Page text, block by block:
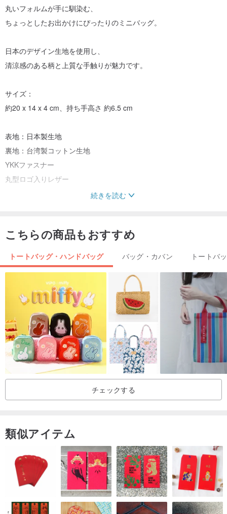
丸いフォルムが手に馴染む、
ちょっとしたお出かけにぴったりのミニバッグ。
日本のデザイン生地を使用し、
清涼感のある柄と上質な手触りが魅力です。
サイズ：
約20 x 14 x 4 cm、持ち手高さ 約6.5 cm
表地：日本製生地
裏地：台湾製コットン生地
YKKファスナー
丸型ロゴ入りレザー
す。
お手入れ方法：
汚れた箇所は中性洗剤で優しく手洗いしてください。
お使いのモニター環境や撮影時の光の加減により、実物と色味が異
なって見える場合がございます。
実際の商品を基準としてお考えください。
続きを読む
こちらの商品もおすすめ
トートバッグ・ハンドバッグ バッグ・カバン トートバ
チェックする
類似アイテム